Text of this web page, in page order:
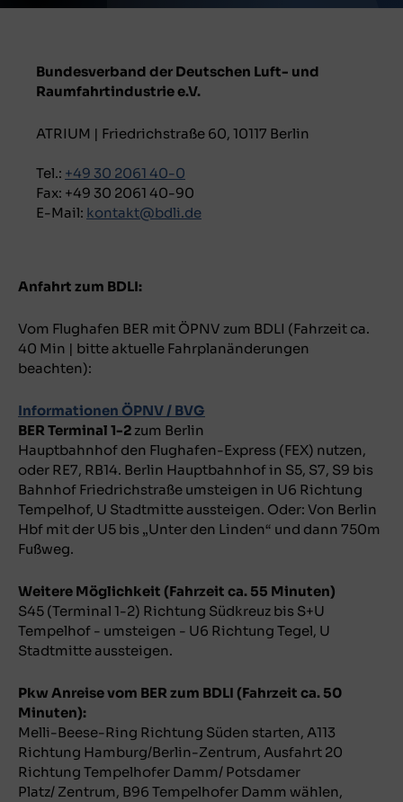
Bundesverband der Deutschen Luft- und
Raumfahrtindustrie e.V.
ATRIUM | Friedrichstraße 60, 10117 Berlin
Tel.: +49 30 2061 40-0
Fax: +49 30 2061 40-90
E-Mail: kontakt@bdli.de
Anfahrt zum BDLI:
Vom Flughafen BER mit ÖPNV zum BDLI (Fahrzeit ca.
40 Min | bitte aktuelle Fahrplanänderungen
beachten):
Informationen ÖPNV / BVG
BER Terminal 1-2 zum Berlin
Hauptbahnhof den Flughafen-Express (FEX) nutzen,
oder RE7, RB14. Berlin Hauptbahnhof in S5, S7, S9 bis
Bahnhof Friedrichstraße umsteigen in U6 Richtung
Tempelhof, U Stadtmitte aussteigen. Oder: Von Berlin
Hbf mit der U5 bis „Unter den Linden“ und dann 750m
Fußweg.
Weitere Möglichkeit (Fahrzeit ca. 55 Minuten)
S45 (Terminal 1-2) Richtung Südkreuz bis S+U
Tempelhof - umsteigen - U6 Richtung Tegel, U
Stadtmitte aussteigen.
Pkw Anreise vom BER zum BDLI (Fahrzeit ca. 50
Minuten):
Melli-Beese-Ring Richtung Süden starten, A113
Richtung Hamburg/Berlin-Zentrum, Ausfahrt 20
Richtung Tempelhofer Damm/ Potsdamer
Platz/ Zentrum, B96 Tempelhofer Damm wählen,